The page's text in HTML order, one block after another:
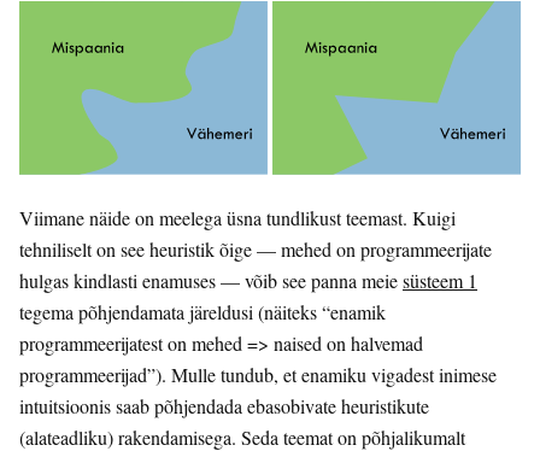
Viimane näide on meelega üsna tundlikust teemast. Kuigi
tehniliselt on see heuristik õige — mehed on programmeerijate
hulgas kindlasti enamuses — võib see panna meiesüsteem 1
tegema põhjendamata järeldusi (näiteks “enamik
programmeerijatest on mehed => naised on halvemad
programmeerijad”). Mulle tundub, et enamiku vigadest inimese
intuitsioonis saab põhjendada ebasobivate heuristikute
(alateadliku) rakendamisega. Seda teemat on põhjalikumalt